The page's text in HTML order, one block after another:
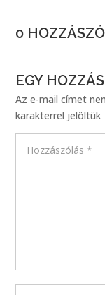
0
EGY
Az e-mail címet
karakterrel jelöltük